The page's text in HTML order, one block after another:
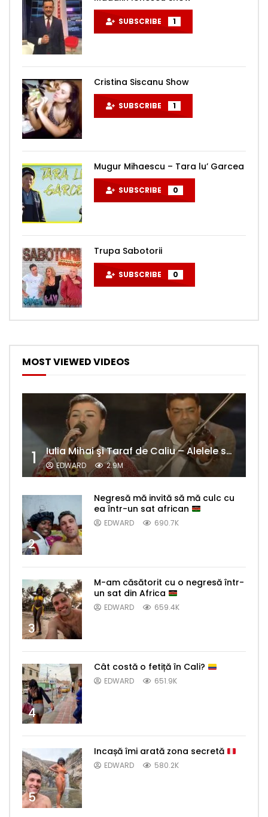
SUBSCRIBE 1
Cristina Siscanu Show
SUBSCRIBE 1
Mugur Mihaescu – Tara lu’ Garcea
SUBSCRIBE 0
Trupa Sabotorii
SUBSCRIBE 0
MOST VIEWED VIDEOS
1 Iulia Mihai şi Taraf de Caliu – Alelele sălcioară (@#VedetaPopulară)
EDWARD 2.9M
2
Negresă mă invită să mă culc cu
ea într-un sat african
EDWARD 690.7K
3
M-am căsătorit cu o negresă într-
un sat din Africa
EDWARD 659.4K
4
Cât costă o fetiță în Cali?
EDWARD 651.9K
5
Incașă îmi arată zona secretă
EDWARD 580.2K